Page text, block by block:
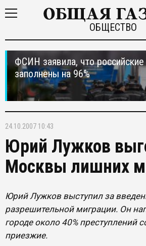
ОБЩЕСТВО
ФСИН заявила, что
заполнены на 96%
24.10.2007 10:43
Юрий Лужков
Москвы лишних
Юрий Лужков выступил за
разрешительной миграции. Он
городе около 40% преступлений
приезжие.